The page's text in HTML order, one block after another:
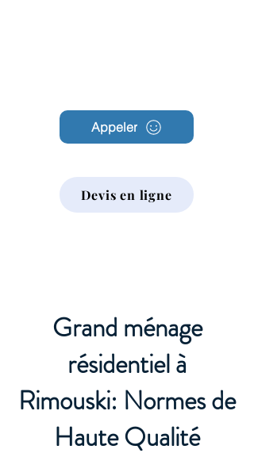
Appeler
Devis en ligne
Grand ménage
résidentiel à
Rimouski: Normes de
Haute Qualité